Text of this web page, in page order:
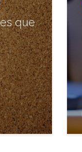
que